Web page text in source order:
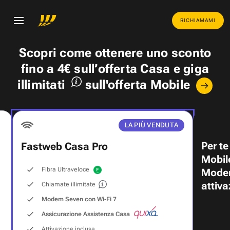
RICHIAMAMI
Scopri come ottenere uno sconto
fino a 4€ sull’offerta Casa egiga
illimitati
sull'offerta Mobile
LA PIÙ VENDUTA
Fastweb Casa Pro
Fibra Ultraveloce
Chiamate illimitate
Modem Seven con Wi‑Fi 7
Assicurazione Assistenza Casa
Per